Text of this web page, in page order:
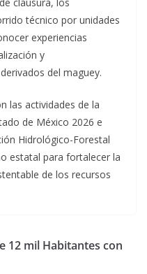
clausura, los
técnico por unidades
experiencias
y
del maguey.
las actividades de la
de México 2026 e
Hidrológico-Forestal
estatal para fortalecer la
de los recursos
12 mil Habitantes con